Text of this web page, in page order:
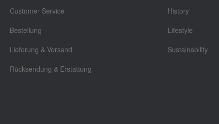
Customer Service
Bestellung
Lieferung & Versand
Rücksendung & Erstattung
History
Lifestyle
Sustainability